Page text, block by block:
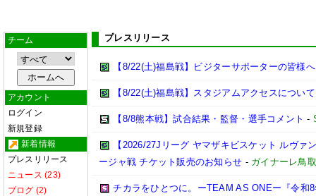
チーム
アカウント
ログイン
新規登録
新着情報
プレスリリース
ニュース (23)
ブログ (2)
プレスリリース
【8/22(土)福島戦】ビジターサポーターの皆様へ
【8/22(土)福島戦】スタジアムアクセスについて
【8/8熊本戦】試合結果・監督・選手コメント -
【2026/27Jリーグ ヤマザキビスケット ルヴ
ージャ戦 チケット販売のお知らせ - ガイナーレ鳥取
チカラをひとつに。ーTEAM AS ONEー『令和